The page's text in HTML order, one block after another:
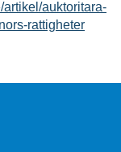
artikel/auktoritara-
rattigheter